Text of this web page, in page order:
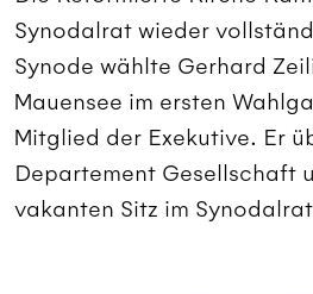
Synodalrat wieder
Synode wählte Gerhard
Mauensee im ersten
Mitglied der Exekutive. Er
Departement Gesellschaft
vakanten Sitz im